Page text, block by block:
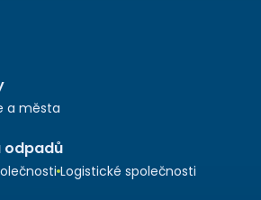
a města
odpadů
Logistické společnosti